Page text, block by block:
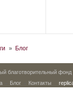
» Блог
благотворительный
Блог Контакты